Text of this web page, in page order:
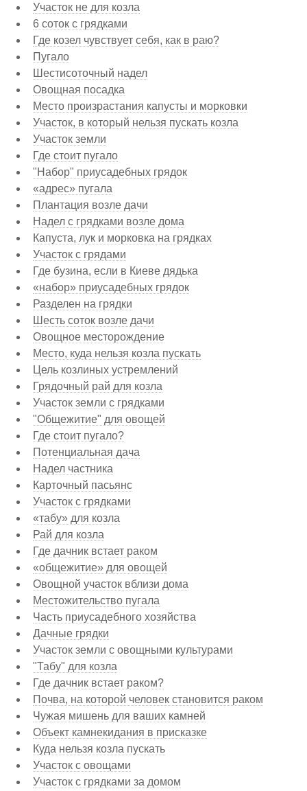
Участок не для козла
6 соток с грядками
Где козел чувствует себя, как в раю?
Пугало
Шестисоточный надел
Овощная посадка
Место произрастания капусты и морковки
Участок, в который нельзя пускать козла
Участок земли
Где стоит пугало
"Набор" приусадебных грядок
«адрес» пугала
Плантация возле дачи
Надел с грядками возле дома
Капуста, лук и морковка на грядках
Участок с грядами
Где бузина, если в Киеве дядька
«набор» приусадебных грядок
Разделен на грядки
Шесть соток возле дачи
Овощное месторождение
Место, куда нельзя козла пускать
Цель козлиных устремлений
Грядочный рай для козла
Участок земли с грядками
"Общежитие" для овощей
Где стоит пугало?
Потенциальная дача
Надел частника
Карточный пасьянс
Участок с грядками
«табу» для козла
Рай для козла
Где дачник встает раком
«общежитие» для овощей
Овощной участок вблизи дома
Местожительство пугала
Часть приусадебного хозяйства
Дачные грядки
Участок земли с овощными культурами
"Табу" для козла
Где дачник встает раком?
Почва, на которой человек становится раком
Чужая мишень для ваших камней
Объект камнекидания в присказке
Куда нельзя козла пускать
Участок с овощами
Участок с грядками за домом